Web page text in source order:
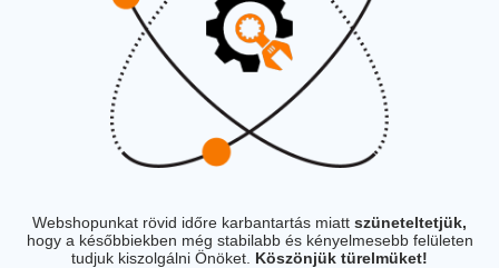
Webshopunkat rövid időre karbantartás miatt szüneteltetjük,
hogy a későbbiekben még stabilabb és kényelmesebb felületen
tudjuk kiszolgálni Önöket. Köszönjük türelmüket!